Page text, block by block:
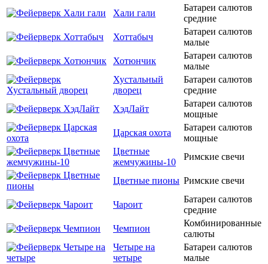
Хали гали
Батареи салютов
средние
Хоттабыч
Батареи салютов
малые
Хотюнчик
Батареи салютов
малые
Хустальный
дворец
Батареи салютов
средние
ХэдЛайт
Батареи салютов
мощные
Царская охота
Батареи салютов
мощные
Цветные
жемчужины-10
Римские свечи
Цветные пионы Римские свечи
Чароит
Батареи салютов
средние
Чемпион
Комбинированные
салюты
Четыре на
четыре
Батареи салютов
малые